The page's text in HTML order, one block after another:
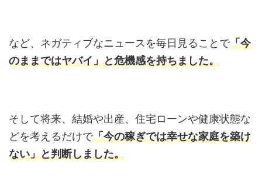
など、ネガティブなニュースを毎日見ることで「今
のままではヤバイ」と危機感を持ちました。
そして将来、結婚や出産、住宅ローンや健康状態な
どを考えるだけで「今の稼ぎでは幸せな家庭を築け
ない」と判断しました。